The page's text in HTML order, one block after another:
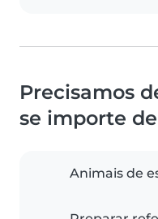
Precisamos
se importe de
Animais de